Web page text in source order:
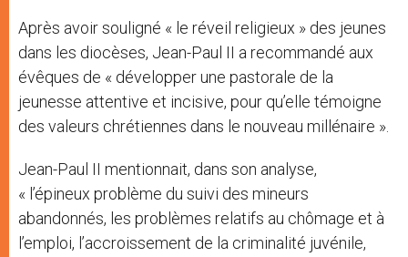
Après avoir souligné « le réveil religieux » des jeunes
dans les diocèses, Jean-Paul II a recommandé aux
évêques de « développer une pastorale de la
jeunesse attentive et incisive, pour qu’elle témoigne
des valeurs chrétiennes dans le nouveau millénaire ».
Jean-Paul II mentionnait, dans son analyse,
« l’épineux problème du suivi des mineurs
abandonnés, les problèmes relatifs au chômage et à
l’emploi, l’accroissement de la criminalité juvénile,